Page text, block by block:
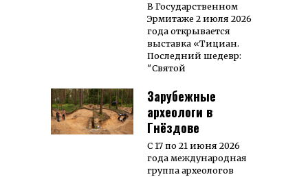
В Государственном
Эрмитаже 2 июля 2026
года открывается
выставка «Тициан.
Последний шедевр:
″Святой
Зарубежные
археологи в
Гнёздове
С 17 по 21 июня 2026
года международная
группа археологов